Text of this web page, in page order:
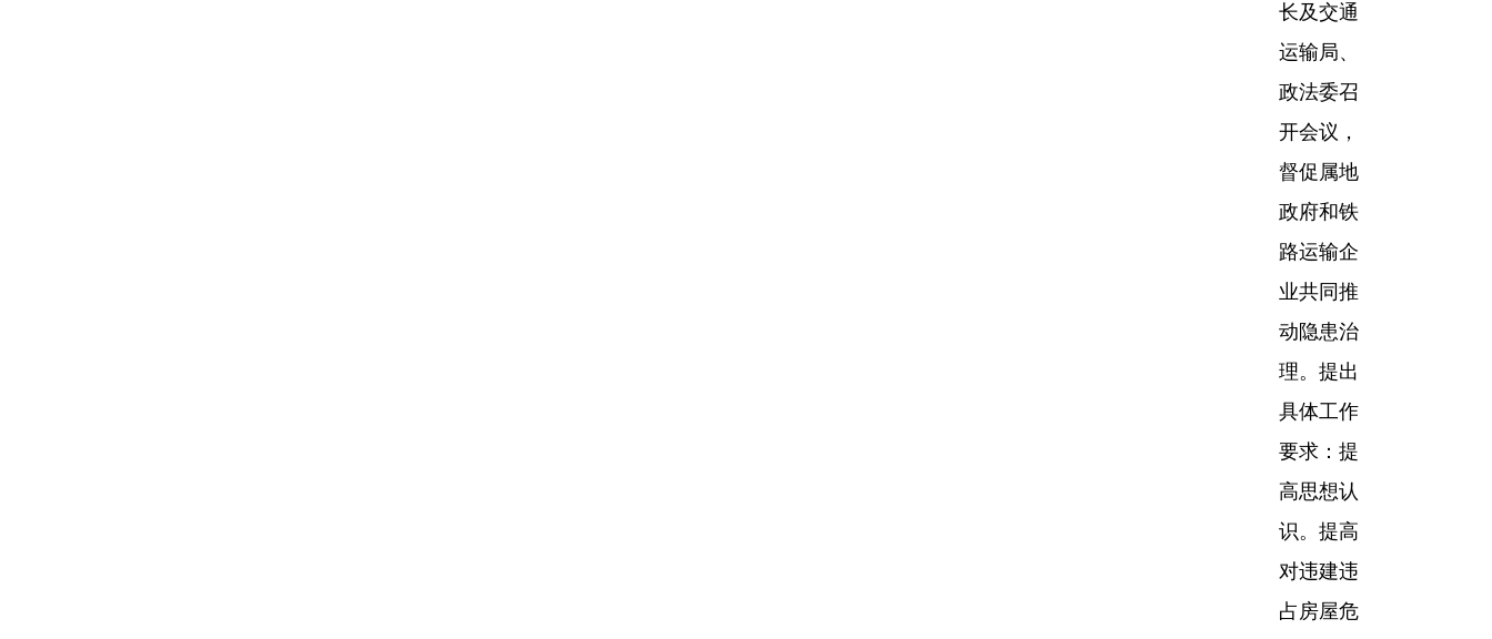
长及交通
运输局、
政法委召
开会议，
督促属地
政府和铁
路运输企
业共同推
动隐患治
理。提出
具体工作
要求：提
高思想认
识。提高
对违建违
占房屋危